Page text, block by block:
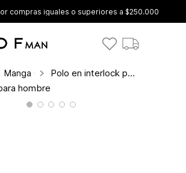
compras iguales o superiores a $250.000
Manga Corta Polo en interlock para hombre